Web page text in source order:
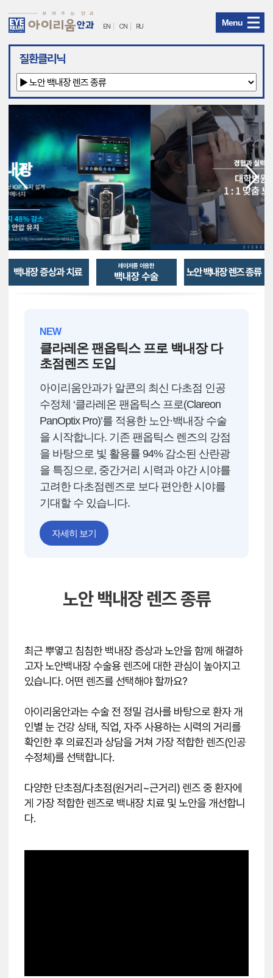
아
리
움
안
과
메
EN CN RU Menu
질환클리닉
NEW
클라레온 팬옵틱스 프로 백내장 다
초점렌즈 도입
아이리움안과가 알콘의 최신 다초점 인공
수정체 ‘클라레온 팬옵틱스 프로(Clareon
PanOptix Pro)’를 적용한 노안·백내장 수술
을 시작합니다. 기존 팬옵틱스 렌즈의 강점
을 바탕으로 빛 활용률 94% 감소된 산란광
을 특징으로, 중간거리 시력과 야간 시야를
고려한 다초점렌즈로 보다 편안한 시야를
기대할 수 있습니다.
자세히 보기
노안 백내장 렌즈 종류
최근 뿌옇고 침침한 백내장 증상과 노안을 함께 해결하
고자 노안백내장 수술용 렌즈에 대한 관심이 높아지고
있습니다. 어떤 렌즈를 선택해야 할까요?
아이리움안과는 수술 전 정밀 검사를 바탕으로 환자 개
인별 눈 건강 상태, 직업, 자주 사용하는 시력의 거리를
확인한 후 의료진과 상담을 거쳐 가장 적합한 렌즈(인공
수정체)를 선택합니다.
다양한 단초점/다초점(원거리~근거리) 렌즈 중 환자에
게 가장 적합한 렌즈로 백내장 치료 및 노안을 개선합니
다.